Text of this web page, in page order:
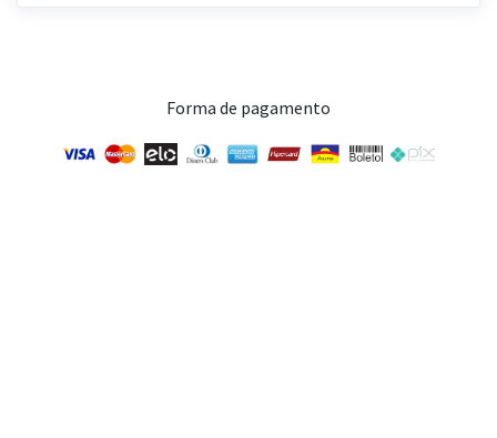
Forma de pagamento